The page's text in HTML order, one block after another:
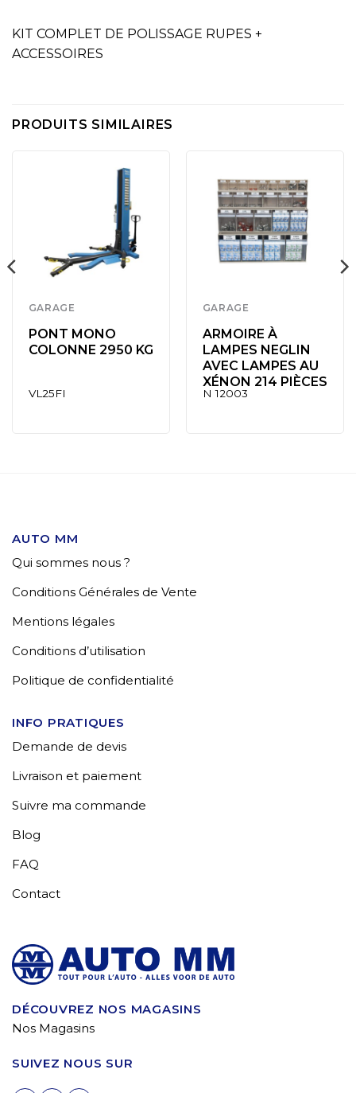
KIT COMPLET DE POLISSAGE RUPES +
ACCESSOIRES
PRODUITS SIMILAIRES
GARAGE
PONT MONO
COLONNE 2950 KG
VL25FI
GARAGE
ARMOIRE À
LAMPES NEGLIN
AVEC LAMPES AU
XÉNON 214 PIÈCES
N 12003
AUTO MM
Qui sommes nous ?
Conditions Générales de Vente
Mentions légales
Conditions d’utilisation
Politique de confidentialité
INFO PRATIQUES
Demande de devis
Livraison et paiement
Suivre ma commande
Blog
FAQ
Contact
DÉCOUVREZ NOS MAGASINS
Nos Magasins
SUIVEZ NOUS SUR